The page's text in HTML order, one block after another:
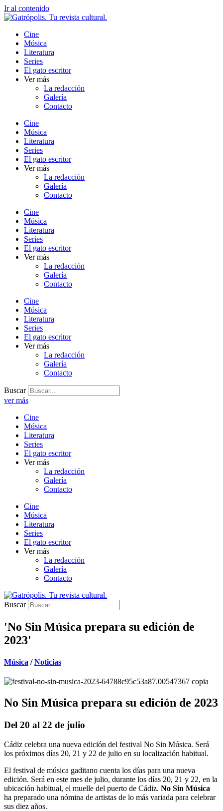
Ir al contenido
Cine
Música
Literatura
Series
El gato escritor
Ver más
La redacción
Galería
Contacto
Cine
Música
Literatura
Series
El gato escritor
Ver más
La redacción
Galería
Contacto
Cine
Música
Literatura
Series
El gato escritor
Ver más
La redacción
Galería
Contacto
Cine
Música
Literatura
Series
El gato escritor
Ver más
La redacción
Galería
Contacto
Buscar
ver más
Cine
Música
Literatura
Series
El gato escritor
Ver más
La redacción
Galería
Contacto
Cine
Música
Literatura
Series
El gato escritor
Ver más
La redacción
Galería
Contacto
Buscar
'No Sin Música prepara su edición de
2023'
Música /Noticias
No Sin Música prepara su edición de 2023
Del 20 al 22 de julio
Cádiz celebra una nueva edición del festival No Sin Música. Será
los próximos días 20, 21 y 22 de julio en su localización habitual.
El festival de música gaditano cuenta los días para una nueva
edición. Será en este mes de julio, durante los días 20, 21 y 22, en la
ubicación habitual, el muelle del puerto de Cádiz. No Sin Música
ha preparado una nómina de artistas de lo más variada para celebrar
sus diez años.